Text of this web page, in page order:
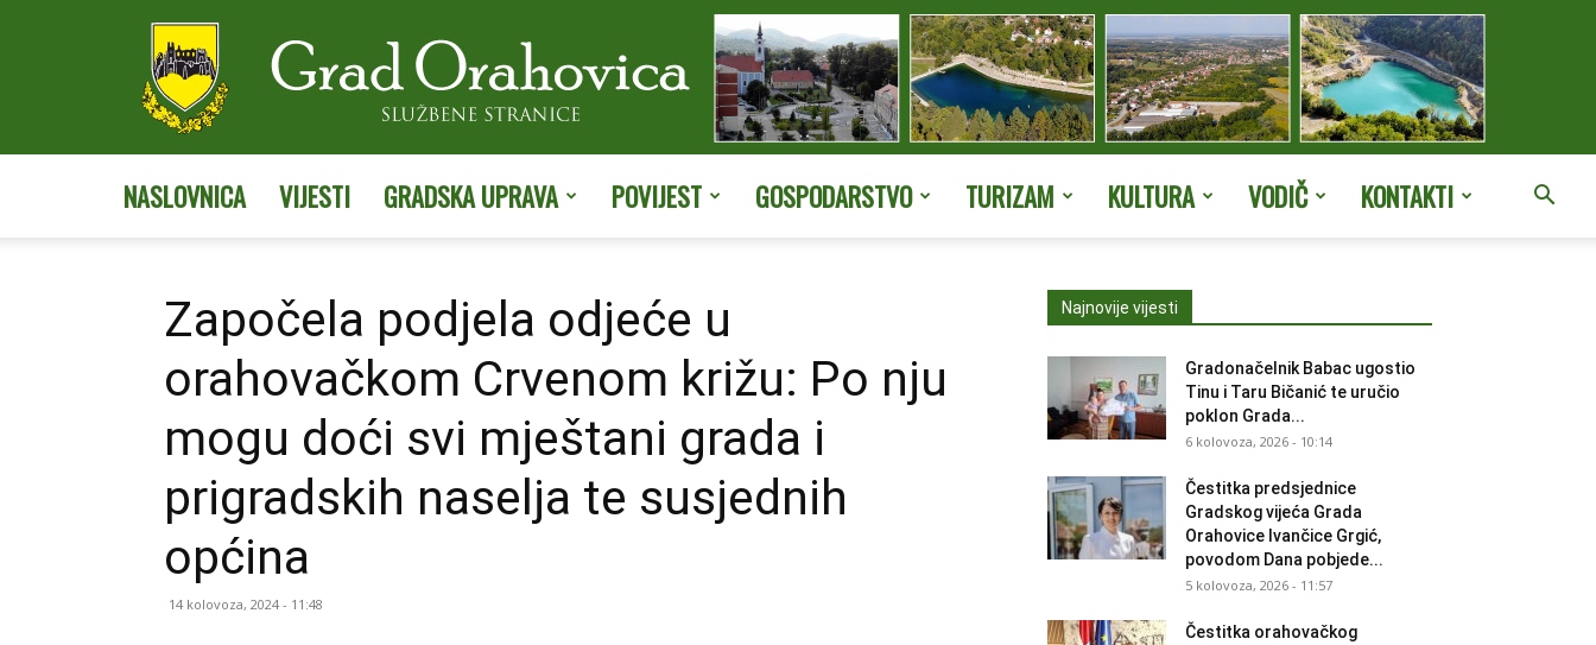
stranice
NASLOVNICA VIJESTI GRADSKA UPRAVA POVIJEST GOSPODARSTVO TURIZAM KULTURA VODIČ KONTAKTI
Započela podjela odjeće u
orahovačkom Crvenom križu: Po nju
mogu doći svi mještani grada i
prigradskih naselja te susjednih
općina
14 kolovoza, 2024 - 11:48
Najnovije vijesti
Gradonačelnik Babac ugostio
Tinu i Taru Bičanić te uručio
poklon Grada...
6 kolovoza, 2026 - 10:14
Čestitka predsjednice
Gradskog vijeća Grada
Orahovice Ivančice Grgić,
povodom Dana pobjede...
5 kolovoza, 2026 - 11:57
Čestitka orahovačkog